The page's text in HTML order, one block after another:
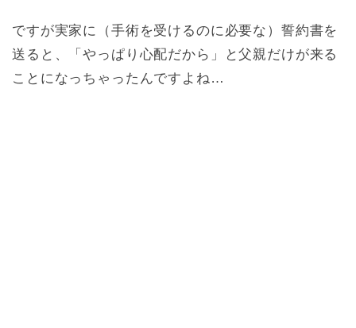
ですが実家に（手術を受けるのに必要な）誓約書を
送ると、「やっぱり心配だから」と父親だけが来る
ことになっちゃったんですよね…